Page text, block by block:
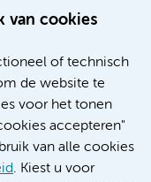
van cookies
of technisch
de website te
voor het tonen
accepteren"
van alle cookies
. Kiest u voor